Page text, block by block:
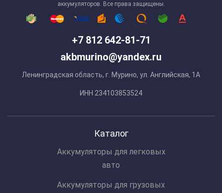
+7 812 642-81-71
akbmurino@yandex.ru
Ленинградская область, г. Мурино, ул. Английская, 1А
ИНН 234103853524
аккумуляторов. Все права защищены.
Каталог
Аккумуляторы для легковых
авто
Аккумуляторы для грузовых